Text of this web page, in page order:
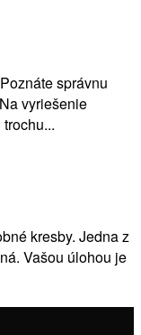
správnu
vyriešenie
kresby. Jedna z
Vašou úlohou je